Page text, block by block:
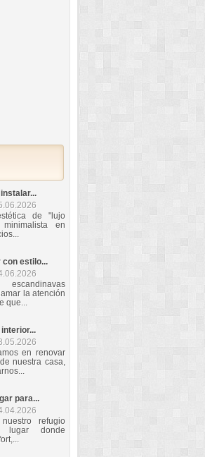
de "lujo
en
con estilo...
la atención
que...
en renovar
nuestra casa,
para...
refugio
lugar donde